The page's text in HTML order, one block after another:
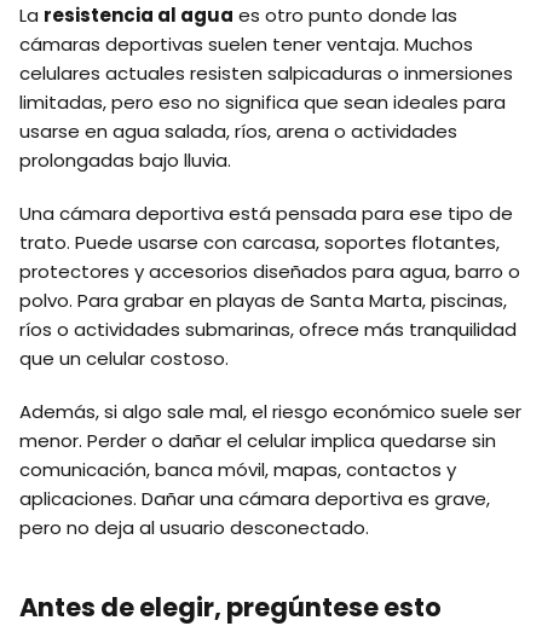
La resistencia al agua es otro punto donde las
cámaras deportivas suelen tener ventaja. Muchos
celulares actuales resisten salpicaduras o inmersiones
limitadas, pero eso no significa que sean ideales para
usarse en agua salada, ríos, arena o actividades
prolongadas bajo lluvia.
Una cámara deportiva está pensada para ese tipo de
trato. Puede usarse con carcasa, soportes flotantes,
protectores y accesorios diseñados para agua, barro o
polvo. Para grabar en playas de Santa Marta, piscinas,
ríos o actividades submarinas, ofrece más tranquilidad
que un celular costoso.
Además, si algo sale mal, el riesgo económico suele ser
menor. Perder o dañar el celular implica quedarse sin
comunicación, banca móvil, mapas, contactos y
aplicaciones. Dañar una cámara deportiva es grave,
pero no deja al usuario desconectado.
Antes de elegir, pregúntese esto